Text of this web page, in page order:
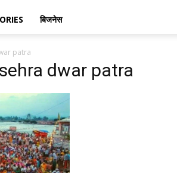
बिजनेस
patra
dwar patra